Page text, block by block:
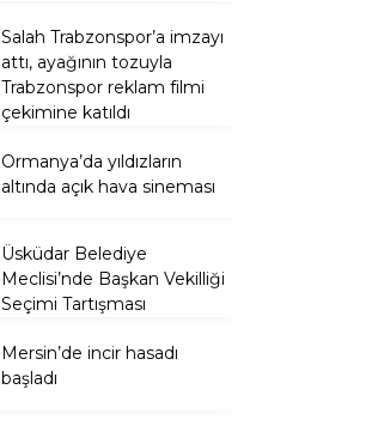
Salah Trabzonspor’a imzayı
attı, ayağının tozuyla
Trabzonspor reklam filmi
çekimine katıldı
Ormanya’da yıldızların
altında açık hava sineması
Üsküdar Belediye
Meclisi’nde Başkan Vekilliği
Seçimi Tartışması
Mersin’de incir hasadı
başladı